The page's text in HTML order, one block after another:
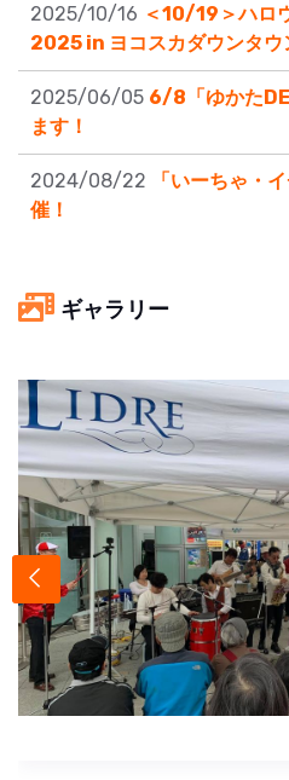
2025/10/16 ＜10/19＞ハロ
2025 in ヨコスカダウンタウ
2025/06/05 6/8「ゆかた
ます！
2024/08/22
「いーちゃ・
催！
ギャラリー